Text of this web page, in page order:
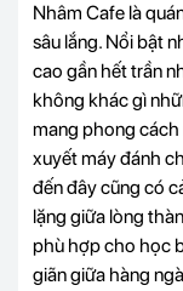
Nhâm Cafe là
sâu lắng. Nổi bật
cao gần hết trần
không khác gì
mang phong cách
xuyết máy đánh
đến đây cũng có
lặng giữa lòng
phù hợp cho học
giãn giữa hàng